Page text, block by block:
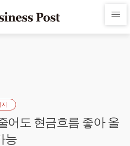
어도 현금흐름 좋아 올
능